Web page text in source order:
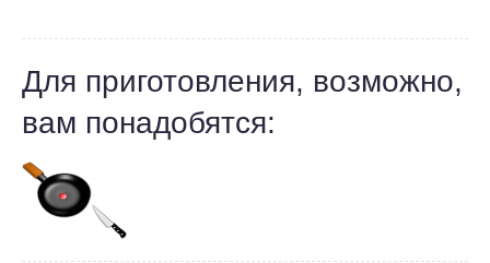
Для приготовления, возможно,
вам понадобятся: